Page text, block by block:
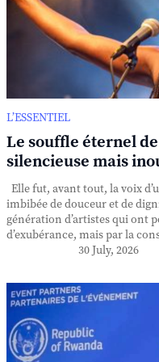
L’ESSENTIEL
Le souffle éternel
silencieuse mais
Elle fut, avant tout, la voix
imbibée de douceur et de
génération d’artistes qui ont
d’exubérance, mais par la
30 July, 2026